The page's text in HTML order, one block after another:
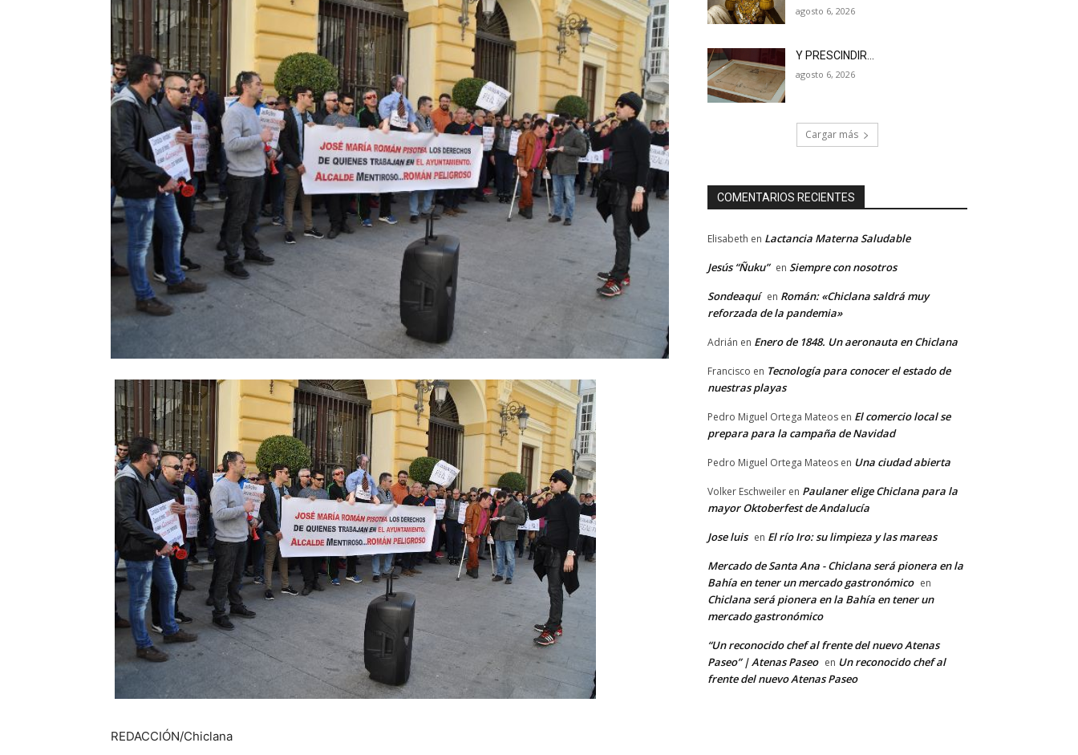
REDACCIÓN/Chiclana
agosto 6, 2026
Y PRESCINDIR…
agosto 6, 2026
Cargar más
COMENTARIOS RECIENTES
Elisabeth en Lactancia Materna Saludable
Jesús “Ñuku” en Siempre con nosotros
Sondeaquí en Román: «Chiclana saldrá muy
reforzada de la pandemia»
Adrián en Enero de 1848. Un aeronauta en Chiclana
Francisco en Tecnología para conocer el estado de
nuestras playas
Pedro Miguel Ortega Mateos en El comercio local se
prepara para la campaña de Navidad
Pedro Miguel Ortega Mateos en Una ciudad abierta
Volker Eschweiler en Paulaner elige Chiclana para la
mayor Oktoberfest de Andalucía
Jose luis en El río Iro: su limpieza y las mareas
Mercado de Santa Ana - Chiclana será pionera en la
Bahía en tener un mercado gastronómico en
Chiclana será pionera en la Bahía en tener un
mercado gastronómico
“Un reconocido chef al frente del nuevo Atenas
Paseo” | Atenas Paseo en Un reconocido chef al
frente del nuevo Atenas Paseo